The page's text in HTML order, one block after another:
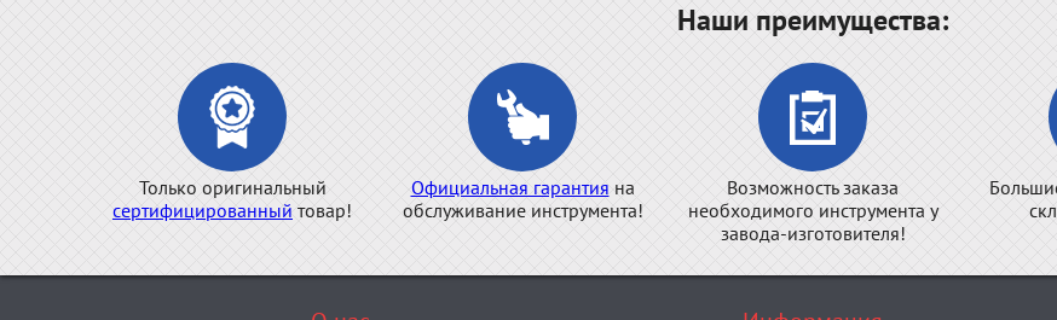
Наши преимущества:
Только оригинальный
сертифицированный товар!
Официальная гарантия на
обслуживание инструмента!
Возможность заказа
необходимого инструмента у
завода-изготовителя!